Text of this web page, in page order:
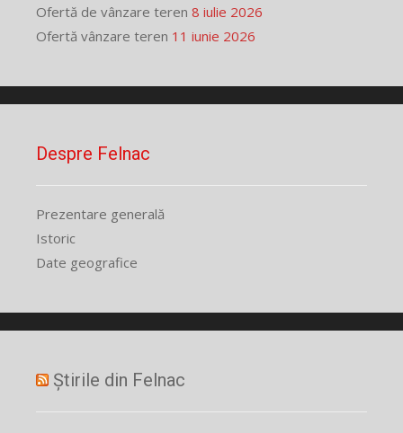
Ofertă de vânzare teren 8 iulie 2026
Ofertă vânzare teren 11 iunie 2026
Despre Felnac
Prezentare generală
Istoric
Date geografice
Știrile din Felnac